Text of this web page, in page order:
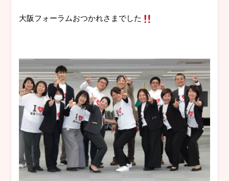
大阪フォーラムおつかれさまでした